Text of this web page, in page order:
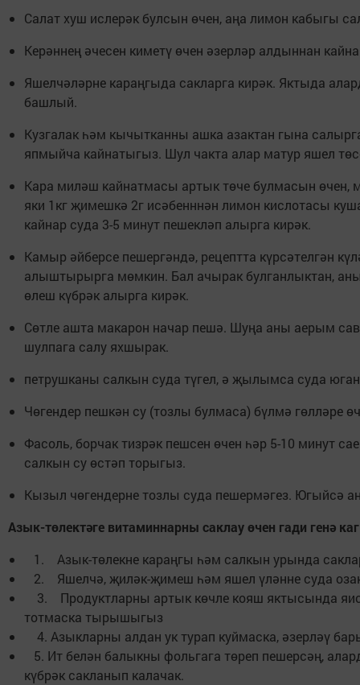
Салат хуш ислерәк булсын өчен, аңа лимон кабыгы
Керәннең әчесен киметү өчен әзерләр алдыннан
Яшелчәләрне караңгыда сакларга кирәк. Яктыда
башлый.
Кузгалак һәм кычытканны ашка азактан гына
япмыйча кайнатыгыз. Шул чакта алар матур яшел
Кара миләш кайнатмасы артык төче булмасын өчен,
яки 1кг җимешкә 2г исәбенннән лимон кислотасы
кайнар суда 3-5 минут пешекләп алырга кирәк.
Камыр әйберсе пешергәндә, рецептта күрсәтелгән
алыштырырга мөмкин. Бал ачырак булганлыктан,
өлеш күбрәк алырга кирәк.
Сөтле ашта макарон начар пешә. Шуңа аны аерым
шулпага салу яхшырак.
петрушканы салкын суда түгел, ә җылымса суда
Чөгендер пешкән су (тозлы булмаса) бүлмә гөлләре
Фасоль, борчак тизрәк пешсен өчен һәр 5-10 минут
салкын су өстәп торыгыз.
Кызыл чөгендерне тозлы суда пешермәгез. Югыйсә
Азык-төлектәге витаминнарны саклау өчен гади генә
1. Азык-төлекне караңгы һәм салкын урында
2. Яшелчә, җиләк-җимеш һәм яшел үләнне суда
3. Продуктларны артык көчле кояш яктысында
тотмаска тырышыгыз
4. Азыкларны алдан ук турап куймаска, әзерләү
5. Ит белән балыкны фольгага төреп пешерсәң,
күбрәк сакланып калачак.